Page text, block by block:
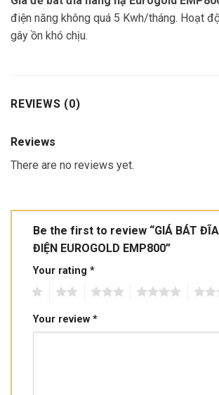
điện năng không quá 5 Kwh/tháng. Hoạt
gây ồn khó chịu.
REVIEWS (0)
Reviews
There are no reviews yet.
Be the first to review “GIÁ BÁT ĐĨA
ĐIỆN EUROGOLD EMP800”
Your rating *
Your review *